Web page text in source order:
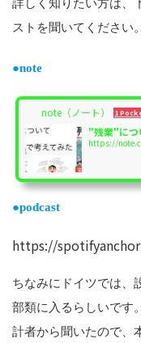
詳しく知りたい方は、
ストを聞いてください。
●note
note（ノート） 1
"残業"につ
https://
●podcast
https://
ちなみにドイツでは、
部類に入るらしいです
計者から聞いたので、